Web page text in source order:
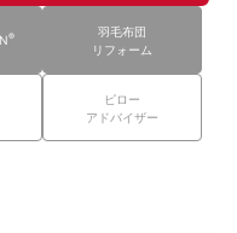
®
羽毛布団
リフォーム
ピロー
アドバイザー